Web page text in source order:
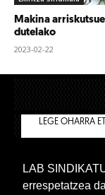
Makina
dutelako
2023-02-22
LEGE OHARRA
IPAR HEGOA
DENDA
LAB
errespetatzea